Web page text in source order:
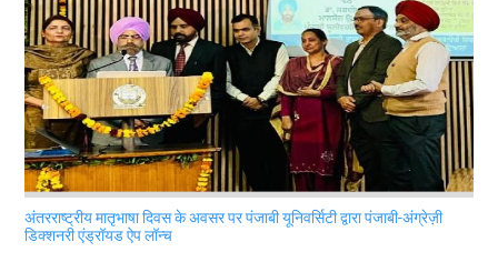
अंतरराष्ट्रीय मातृभाषा दिवस के अवसर पर पंजाबी यूनिवर्सिटी द्वारा पंजाबी-अंग्रेज़ी
डिक्शनरी एंड्रॉयड ऐप लॉन्च